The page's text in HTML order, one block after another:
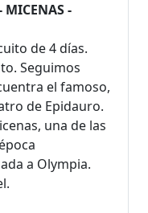
MICENAS -
de 4 días.
Seguimos
el famoso,
de Epidauro.
una de las
a Olympia.